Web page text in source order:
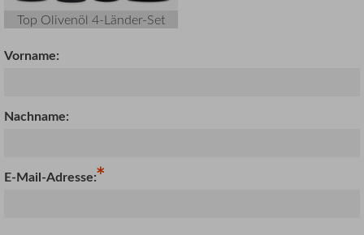
Top Olivenöl 4-Länder-Set
Vorname:
Nachname:
E-Mail-Adresse: